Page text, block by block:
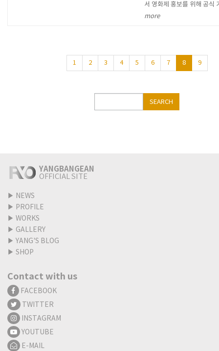
서 영화제 홍보를 위해 공식
more
1 2 3 4 5 6 7 8 9
SEARCH
YANGBANGEAN
OFFICIAL SITE
▶ NEWS
▶ PROFILE
▶ WORKS
▶ GALLERY
▶ YANG'S BLOG
▶ SHOP
Contact with us
FACEBOOK
TWITTER
INSTAGRAM
YOUTUBE
E-MAIL